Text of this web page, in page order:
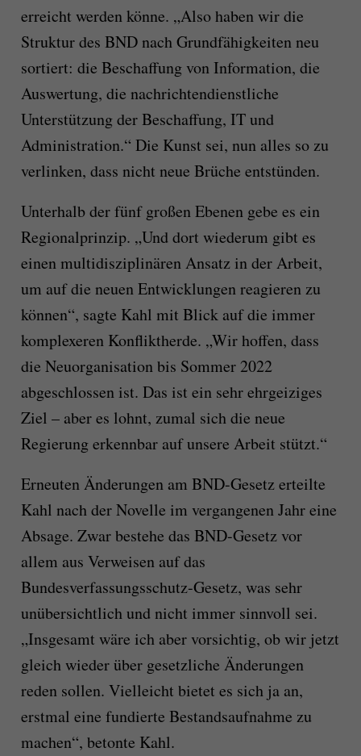
erreicht werden könne. „Also haben wir die
Struktur des BND nach Grundfähigkeiten neu
sortiert: die Beschaffung von Information, die
Auswertung, die nachrichtendienstliche
Unterstützung der Beschaffung, IT und
Administration.“ Die Kunst sei, nun alles so zu
verlinken, dass nicht neue Brüche entstünden.
Unterhalb der fünf großen Ebenen gebe es ein
Regionalprinzip. „Und dort wiederum gibt es
einen multidisziplinären Ansatz in der Arbeit,
um auf die neuen Entwicklungen reagieren zu
können“, sagte Kahl mit Blick auf die immer
komplexeren Konfliktherde. „Wir hoffen, dass
die Neuorganisation bis Sommer 2022
abgeschlossen ist. Das ist ein sehr ehrgeiziges
Ziel – aber es lohnt, zumal sich die neue
Regierung erkennbar auf unsere Arbeit stützt.“
Erneuten Änderungen am BND-Gesetz erteilte
Kahl nach der Novelle im vergangenen Jahr eine
Absage. Zwar bestehe das BND-Gesetz vor
allem aus Verweisen auf das
Bundesverfassungsschutz-Gesetz, was sehr
unübersichtlich und nicht immer sinnvoll sei.
„Insgesamt wäre ich aber vorsichtig, ob wir jetzt
gleich wieder über gesetzliche Änderungen
reden sollen. Vielleicht bietet es sich ja an,
erstmal eine fundierte Bestandsaufnahme zu
machen“, betonte Kahl.